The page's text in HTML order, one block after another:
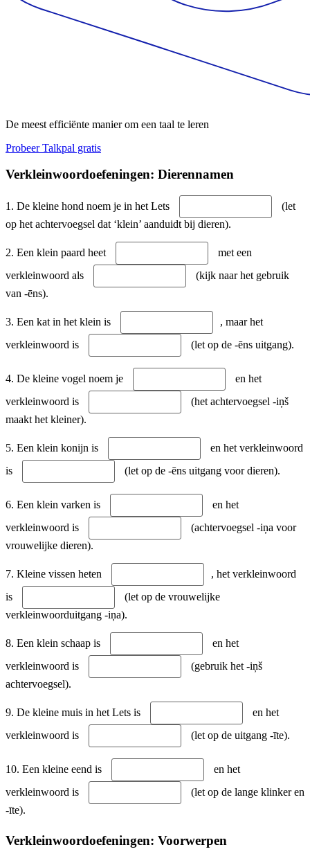
De meest efficiënte manier om een taal te leren
Probeer Talkpal gratis
Verkleinwoordoefeningen: Dierennamen
1. De kleine hond noem je in het Lets
(let
op het achtervoegsel dat ‘klein’ aanduidt bij dieren).
2. Een klein paard heet
met een
verkleinwoord als
(kijk naar het gebruik
van -ēns).
3. Een kat in het klein is
, maar het
verkleinwoord is
(let op de -ēns uitgang).
4. De kleine vogel noem je
en het
verkleinwoord is
(het achtervoegsel -iņš
maakt het kleiner).
5. Een klein konijn is
en het verkleinwoord
is
(let op de -ēns uitgang voor dieren).
6. Een klein varken is
en het
verkleinwoord is
(achtervoegsel -iņa voor
vrouwelijke dieren).
7. Kleine vissen heten
, het verkleinwoord
is
(let op de vrouwelijke
verkleinwoorduitgang -iņa).
8. Een klein schaap is
en het
verkleinwoord is
(gebruik het -iņš
achtervoegsel).
9. De kleine muis in het Lets is
en het
verkleinwoord is
(let op de uitgang -īte).
10. Een kleine eend is
en het
verkleinwoord is
(let op de lange klinker en
-īte).
Verkleinwoordoefeningen: Voorwerpen